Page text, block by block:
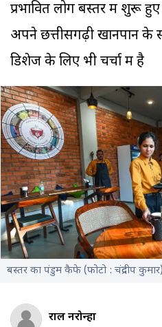
प्रभावित लोग बस्तर में शुरू
अपने छत्तीसगढ़ी खानपान के
डिशेज के लिए भी चर्चा में है
बस्तर का पंडुम कैफे (फोटो : चंद्रदीप कुमार)
राहुल नरोन्हा